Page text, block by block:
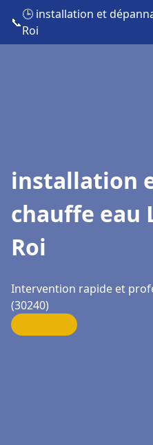
📞
🕒 installation et
Roi
installation
chauffe eau
Roi
Intervention rapide et
(30240)